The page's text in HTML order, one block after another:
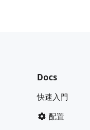
Docs
快速入門
配置